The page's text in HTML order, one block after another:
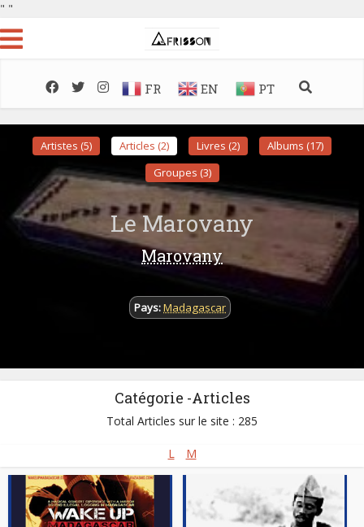
" "
FR EN PT
Artistes (5) Articles (2) Livres (2)
Albums (17)
Groupes (3)
Le Marovany
Marovany
Pays:Madagascar
Catégorie -Articles
Total Articles sur le site : 285
L M